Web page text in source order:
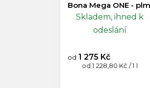
Bona Mega ONE -
Skladem, ihned k
odeslání
od 1 275 Kč
Měrná
od 1 228,80 Kč / 1 l